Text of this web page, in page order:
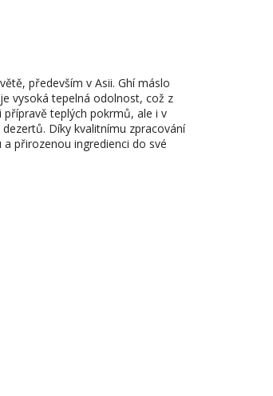
především v Asii. Ghí máslo
vysoká tepelná odolnost, což z
teplých pokrmů, ale i v
Díky kvalitnímu zpracování
přirozenou ingredienci do své